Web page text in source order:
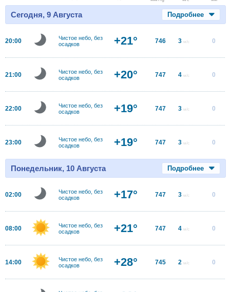
Сегодня, 9 Августа Подробнее
20:00
Чистое небо, без
осадков
+21° 746 3 м/с 0
21:00
Чистое небо, без
осадков
+20° 747 4 м/с 0
22:00
Чистое небо, без
осадков
+19° 747 3 м/с 0
23:00
Чистое небо, без
осадков
+19° 747 3 м/с 0
Понедельник, 10 Августа Подробнее
02:00
Чистое небо, без
осадков
+17° 747 3 м/с 0
08:00
Чистое небо, без
осадков
+21° 747 4 м/с 0
14:00
Чистое небо, без
осадков
+28° 745 2 м/с 0